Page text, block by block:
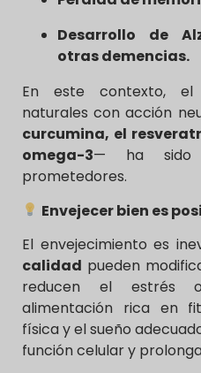
Desarrollo de
otras demencias.
En este contexto, el
naturales con acción
curcumina, el
omega-3— ha sido
prometedores.
Envejecer bien es
El envejecimiento es
calidad pueden
reducen el estrés
alimentación rica en
física y el sueño
función celular y